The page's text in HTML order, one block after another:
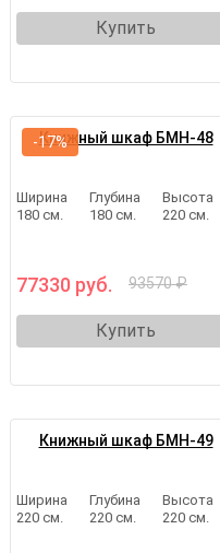
Купить
Книжный шкаф БМН-48
Ширина
180 см.
Глубина
180 см.
Высота
220 см.
77330 руб. 93570 ₽
Купить
-17%
Книжный шкаф БМН-49
Ширина
220 см.
Глубина
220 см.
Высота
220 см.